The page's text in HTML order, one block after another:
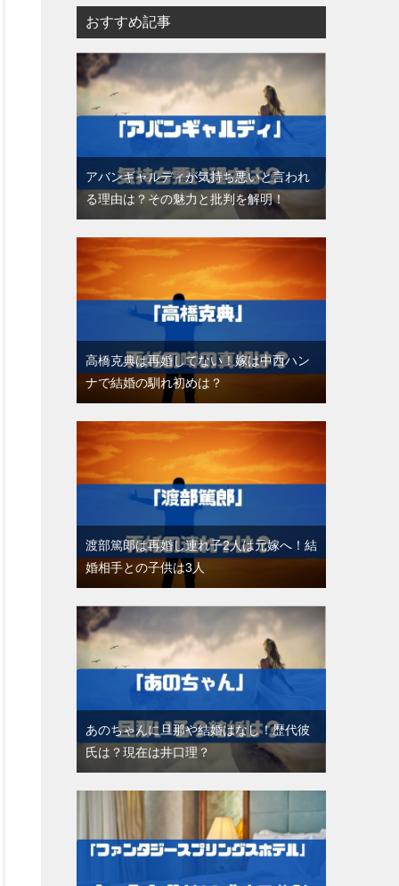
おすすめ記事
アバンギャルディが気持ち悪いと言われ
る理由は？その魅力と批判を解明！
高橋克典は再婚してない！嫁は中西ハン
ナで結婚の馴れ初めは？
渡部篤郎は再婚し連れ子2人は元嫁へ！結
婚相手との子供は3人
あのちゃんに旦那や結婚はなし！歴代彼
氏は？現在は井口理？